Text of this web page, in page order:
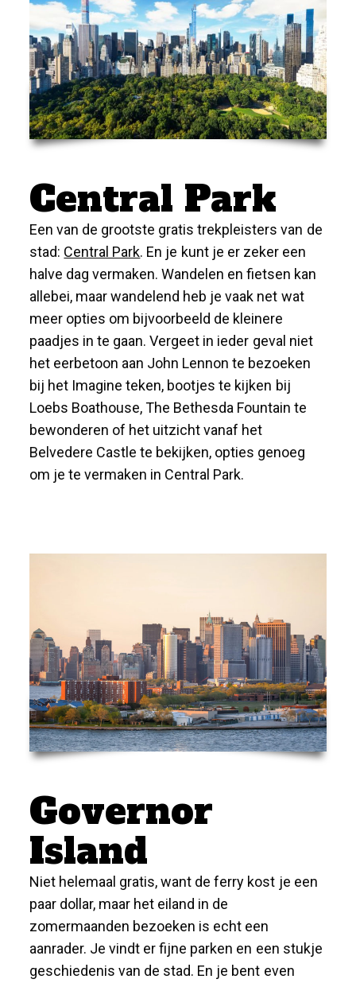
Central Park
Een van de grootste gratis trekpleisters van de
stad: Central Park. En je kunt je er zeker een
halve dag vermaken. Wandelen en fietsen kan
allebei, maar wandelend heb je vaak net wat
meer opties om bijvoorbeeld de kleinere
paadjes in te gaan. Vergeet in ieder geval niet
het eerbetoon aan John Lennon te bezoeken
bij het Imagine teken, bootjes te kijken bij
Loebs Boathouse, The Bethesda Fountain te
bewonderen of het uitzicht vanaf het
Belvedere Castle te bekijken, opties genoeg
om je te vermaken in Central Park.
Governor
Island
Niet helemaal gratis, want de ferry kost je een
paar dollar, maar het eiland in de
zomermaanden bezoeken is echt een
aanrader. Je vindt er fijne parken en een stukje
geschiedenis van de stad. En je bent even